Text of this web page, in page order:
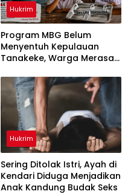
Hukrim
Program MBG Belum
Menyentuh Kepulauan
Tanakeke, Warga Merasa
Hukrim
Sering Ditolak Istri, Ayah di
Kendari Diduga Menjadikan
Anak Kandung Budak Seks